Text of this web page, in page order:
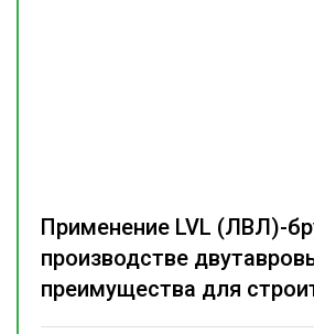
Применение LVL (ЛВЛ)-
производстве
преимущества для